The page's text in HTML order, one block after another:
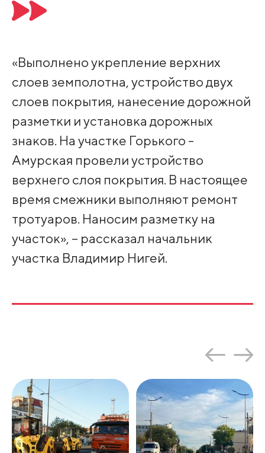
«Выполнено укрепление верхних
слоев земполотна, устройство двух
слоев покрытия, нанесение дорожной
разметки и установка дорожных
знаков. На участке Горького -
Амурская провели устройство
верхнего слоя покрытия. В настоящее
время смежники выполняют ремонт
тротуаров. Наносим разметку на
участок», – рассказал начальник
участка Владимир Нигей.